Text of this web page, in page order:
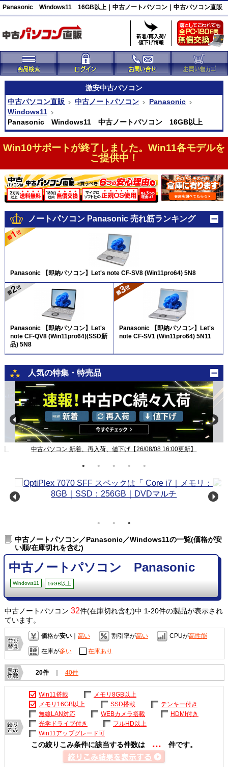
Panasonic Windows11 16GB以上｜中古ノートパソコン｜中古パソコン直販
激安中古パソコン
中古パソコン直販
中古ノートパソコン
Panasonic
Windows11
Panasonic Windows11 中古ノートパソコン 16GB以上
Win10サポートが終了しました。Win11各モデルを
ご提供中！
ノートパソコン Panasonic 売れ筋ランキング
Panasonic 【即納パソコン】Let's note CF-SV8 (Win11pro64) 5N8
Panasonic 【即納パソコン】Let's
note CF-QV8 (Win11pro64)(SSD新
品) 5N8
Panasonic 【即納パソコン】Let's
note CF-SV1 (Win11pro64) 5N11
人気の特集・特売品
中古パソコン 新着、再入荷、値下げ【26/08/08 16:00更新】
中古ノートパソコン／Panasonic／Windows11の一覧(価格が安
い順/在庫切れを含む)
中古ノートパソコン Panasonic
Windows11 16GB以上
中古ノートパソコン 32件(在庫切れ含む)中 1-20件の製品が表示され
ています。
価格が安い｜ 高い 割引率が高い CPUが高性能
在庫が多い 在庫あり
20件 ｜ 40件
Win11搭載
メモリ8GB以上
メモリ16GB以上
SSD搭載
テンキー付き
無線LAN対応
WEBカメラ搭載
HDMI付き
光学ドライブ付き
フルHD以上
Win11アップグレード可
この絞りこみ条件に該当する件数は ... 件です。